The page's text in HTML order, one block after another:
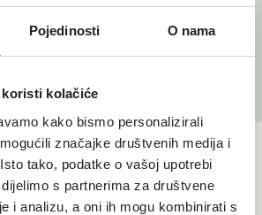
Pojedinosti O nama
kolačiće
kako bismo personalizirali
značajke društvenih medija i
tako, podatke o vašoj upotrebi
s partnerima za društvene
i analizu, a oni ih mogu kombinirati s
bezbrižno.
Fi